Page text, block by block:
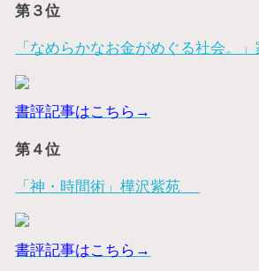
第３位
「なめらかなお金がめぐる社会。
書評記事はこちら→
第４位
「神・時間術」樺沢紫苑
書評記事はこちら→